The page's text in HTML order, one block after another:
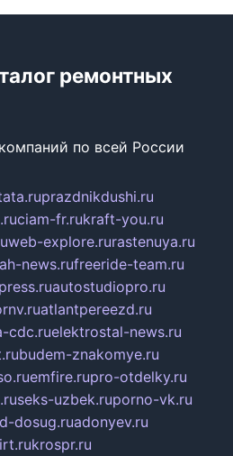
ремонтных
по всей России
prazdnikdushi.ru
ciam-fr.rukraft-you.ru
web-explore.rurastenuya.ru
news.rufreeride-team.ru
autostudiopro.ru
atlantpereezd.ru
cdc.ruelektrostal-news.ru
budem-znakomye.ru
emfire.rupro-otdelky.ru
seks-uzbek.ruporno-vk.ru
dosug.ruadonyev.ru
krospr.ru